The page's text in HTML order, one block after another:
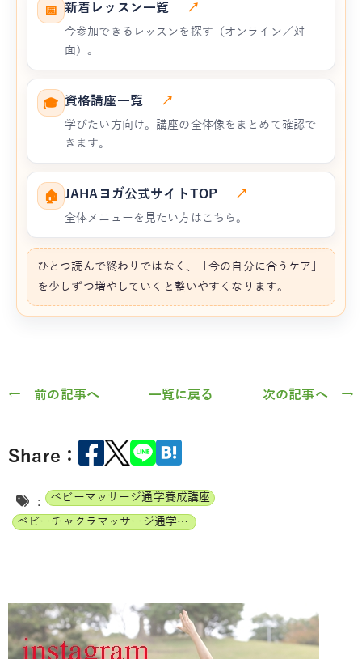
📅 新着レッスン一覧 ↗
今参加できるレッスンを探す（オンライン／対
面）。
🎓 資格講座一覧 ↗
学びたい方向け。講座の全体像をまとめて確認で
きます。
🏠 JAHAヨガ公式サイトTOP ↗
全体メニューを見たい方はこちら。
ひとつ読んで終わりではなく、「今の自分に合うケア」
を少しずつ増やしていくと整いやすくなります。
← 前の記事へ 一覧に戻る 次の記事へ →
Share：
:
ベビーマッサージ通学養成講座
ベビーチャクラマッサージ通学養成講座